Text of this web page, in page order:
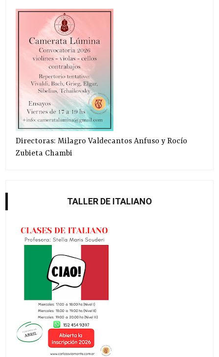
Directoras: Milagro Valdecantos Anfuso y Rocío
Zubieta Chambi
TALLER DE ITALIANO